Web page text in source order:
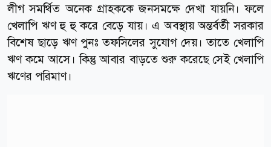
লীগ সমর্থিত অনেক গ্রাহককে জনসমক্ষে দেখা যায়নি। ফলে
খেলাপি ঋণ হু হু করে বেড়ে যায়। এ অবস্থায় অন্তর্বর্তী সরকার
বিশেষ ছাড়ে ঋণ পুনঃ তফসিলের সুযোগ দেয়। তাতে খেলাপি
ঋণ কমে আসে। কিন্তু আবার বাড়তে শুরু করেছে সেই খেলাপি
ঋণের পরিমাণ।